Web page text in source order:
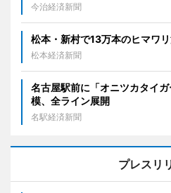
今治経済新聞
松本・新村で13万本のヒマワ
松本経済新聞
名古屋駅前に「オニツカタイ
模、全ライン展開
名駅経済新聞
プレスリ